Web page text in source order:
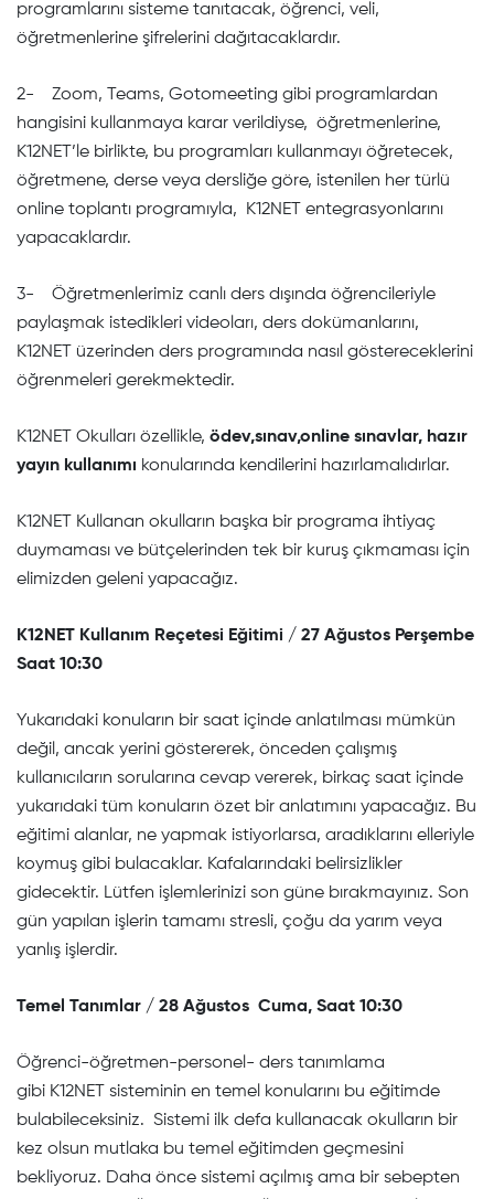
programlarını sisteme tanıtacak, öğrenci, veli,
öğretmenlerine şifrelerini dağıtacaklardır.
2- Zoom, Teams, Gotomeeting gibi programlardan
hangisini kullanmaya karar verildiyse, öğretmenlerine,
K12NET’le birlikte, bu programları kullanmayı öğretecek,
öğretmene, derse veya dersliğe göre, istenilen her türlü
online toplantı programıyla, K12NET entegrasyonlarını
yapacaklardır.
3- Öğretmenlerimiz canlı ders dışında öğrencileriyle
paylaşmak istedikleri videoları, ders dokümanlarını,
K12NET üzerinden ders programında nasıl göstereceklerini
öğrenmeleri gerekmektedir.
K12NET Okulları özellikle, ödev,sınav,online sınavlar, hazır
yayın kullanımı konularında kendilerini hazırlamalıdırlar.
K12NET Kullanan okulların başka bir programa ihtiyaç
duymaması ve bütçelerinden tek bir kuruş çıkmaması için
elimizden geleni yapacağız.
K12NET Kullanım Reçetesi Eğitimi / 27 Ağustos Perşembe
Saat 10:30
Yukarıdaki konuların bir saat içinde anlatılması mümkün
değil, ancak yerini göstererek, önceden çalışmış
kullanıcıların sorularına cevap vererek, birkaç saat içinde
yukarıdaki tüm konuların özet bir anlatımını yapacağız. Bu
eğitimi alanlar, ne yapmak istiyorlarsa, aradıklarını elleriyle
koymuş gibi bulacaklar. Kafalarındaki belirsizlikler
gidecektir. Lütfen işlemlerinizi son güne bırakmayınız. Son
gün yapılan işlerin tamamı stresli, çoğu da yarım veya
yanlış işlerdir.
Temel Tanımlar / 28 Ağustos Cuma, Saat 10:30
Öğrenci-öğretmen-personel- ders tanımlama
gibi K12NET sisteminin en temel konularını bu eğitimde
bulabileceksiniz. Sistemi ilk defa kullanacak okulların bir
kez olsun mutlaka bu temel eğitimden geçmesini
bekliyoruz. Daha önce sistemi açılmış ama bir sebepten